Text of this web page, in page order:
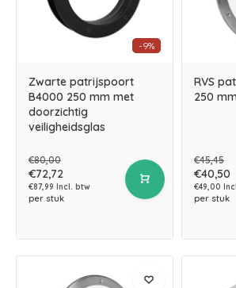
-9%
Zwarte patrijspoort
B4000 250 mm met
doorzichtig
veiligheidsglas
€80,00
€72,72
€87,99 Incl. btw
per stuk
RVS
250 mm
€45,45
€40,50
€49,00
per stuk